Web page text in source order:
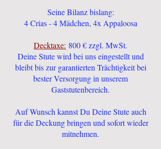
Seine Bilanz bislang:
4 Crias - 4 Mädchen, 4x Appaloosa
Decktaxe: 800 € zzgl. MwSt.
Deine Stute wird bei uns eingestellt und
bleibt bis zur garantierten Trächtigkeit bei
bester Versorgung in unserem
Gaststutenbereich.
Auf Wunsch kannst Du Deine Stute auch
für die Deckung bringen und sofort wieder
mitnehmen.